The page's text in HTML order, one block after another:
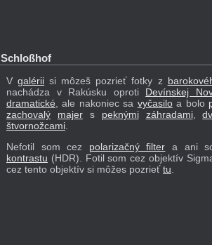
Schloßhof
Vgalérii si môzeš pozrieť fotky z
nachádza v Rakúsku oproti Devínskej
dramatické , ale nakoniec sa vyčasiloa bolo
zachovalý
majers peknými záhradami,
štvornožcami
Nefotil som cez polarizačný filter a ani
kontrastu (HDR). Fotil som cez objektív
cez tento objektív si môžes pozrieťtu